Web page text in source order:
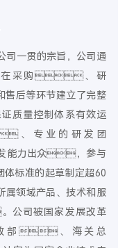
司一贯的宗旨，公司通
在采购、研
等环节建立了完整
质量控制体系有效运
、专业的研发团
能力出众，参与
准的起草制定超60
领域产品、技术和服
公司被国家发展改革
部、海关总